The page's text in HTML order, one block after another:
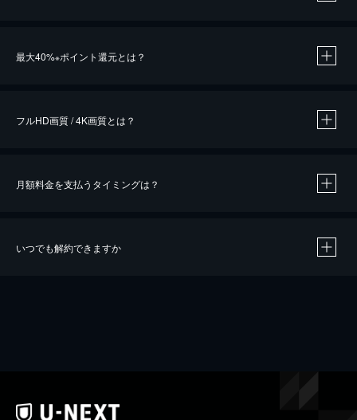
最大40%※ポイント還元とは？
※40％ポイント還元の対象は、クレジットカード決済による作品の購入 / レンタルです。
フルHD画質 / 4K画質とは？
月額料金を支払うタイミングは？
いつでも解約できますか